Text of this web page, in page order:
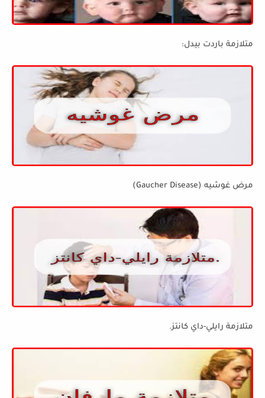
متلازمة باردت بيدل:
مرض غوشيه (Gaucher Disease)
متلازمة رايلي-داي كانتز.